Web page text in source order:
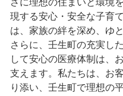
さに理想の住まいと環境
現する安心・安全な子育
は、家族の絆を深め、ゆ
さらに、壬生町の充実し
して安心の医療体制は、
支えます。私たちは、お
り添い、壬生町で理想の